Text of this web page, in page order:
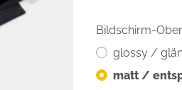
Bildschirm-
glossy /
matt /